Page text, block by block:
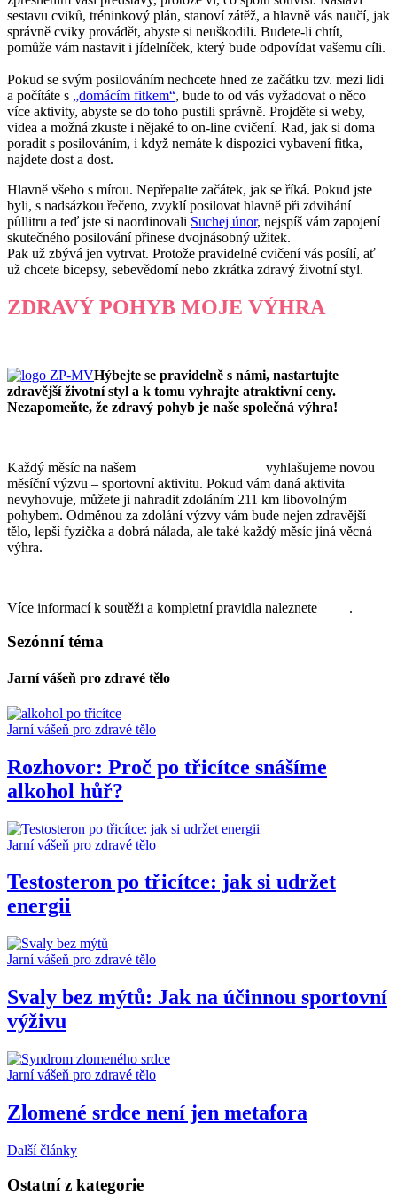
sestavu cviků, tréninkový plán, stanoví zátěž, a hlavně vás naučí, jak
správně cviky provádět, abyste si neuškodili. Budete-li chtít,
pomůže vám nastavit i jídelníček, který bude odpovídat vašemu cíli.
Pokud se svým posilováním nechcete hned ze začátku tzv. mezi lidi
a počítáte s „domácím fitkem“, bude to od vás vyžadovat o něco
více aktivity, abyste se do toho pustili správně. Projděte si weby,
videa a možná zkuste i nějaké to on-line cvičení. Rad, jak si doma
poradit s posilováním, i když nemáte k dispozici vybavení fitka,
najdete dost a dost.
Hlavně všeho s mírou. Nepřepalte začátek, jak se říká. Pokud jste
byli, s nadsázkou řečeno, zvyklí posilovat hlavně při zdvihání
půllitru a teď jste si naordinovali Suchej únor, nejspíš vám zapojení
skutečného posilování přinese dvojnásobný užitek.
Pak už zbývá jen vytrvat. Protože pravidelné cvičení vás posílí, ať
už chcete bicepsy, sebevědomí nebo zkrátka zdravý životní styl.
ZDRAVÝ POHYB MOJE VÝHRA
Hýbejte se pravidelně s námi, nastartujte
zdravější životní styl a k tomu vyhrajte atraktivní ceny.
Nezapomeňte, že zdravý pohyb je naše společná výhra!
Každý měsíc na našem
vyhlašujeme novou
měsíční výzvu – sportovní aktivitu. Pokud vám daná aktivita
nevyhovuje, můžete ji nahradit zdoláním 211 km libovolným
pohybem. Odměnou za zdolání výzvy vám bude nejen zdravější
tělo, lepší fyzička a dobrá nálada, ale také každý měsíc jiná věcná
výhra.
Více informací k soutěži a kompletní pravidla naleznete .
Sezónní téma
Jarní vášeň pro zdravé tělo
Jarní vášeň pro zdravé tělo
Rozhovor: Proč po třicítce snášíme
alkohol hůř?
Jarní vášeň pro zdravé tělo
Testosteron po třicítce: jak si udržet
energii
Jarní vášeň pro zdravé tělo
Svaly bez mýtů: Jak na účinnou sportovní
výživu
Jarní vášeň pro zdravé tělo
Zlomené srdce není jen metafora
Další články
Ostatní z kategorie